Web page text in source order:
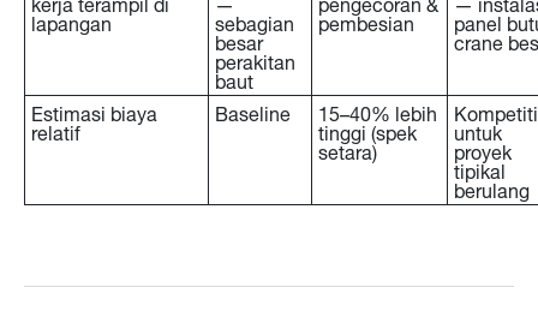
lapangan sebagian
besar
perakitan
baut
pembesian panel
crane
Estimasi biaya
relatif
Baseline 15–40% lebih
tinggi (spek
setara)
untuk
proyek
tipikal
berulang